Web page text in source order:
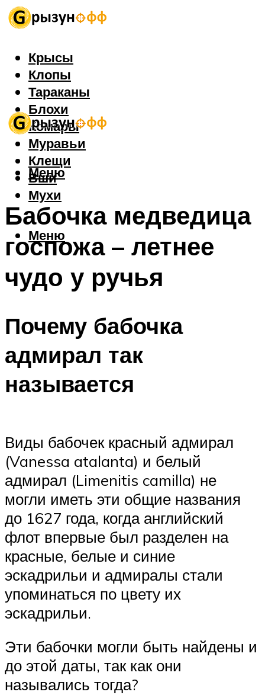
Крысы
Клопы
Тараканы
Блохи
Комары
Муравьи
Клещи
Вши
Мухи
Меню
Меню
Бабочка медведица
госпожа – летнее
чудо у ручья
Почему бабочка
адмирал так
называется
Виды бабочек красный адмирал
(Vanessa atalanta) и белый
адмирал (Limenitis camilla) не
могли иметь эти общие названия
до 1627 года, когда английский
флот впервые был разделен на
красные, белые и синие
эскадрильи и адмиралы стали
упоминаться по цвету их
эскадрильи.
Эти бабочки могли быть найдены и
до этой даты, так как они
назывались тогда?